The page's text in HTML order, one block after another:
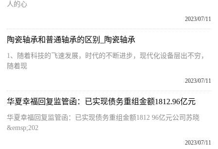
人的心
2023/07/11
陶瓷轴承和普通轴承的区别_陶瓷轴承
1、随着科技的飞速发展，时代的不断进步，现代化设备层出不穷，
随着现
2023/07/11
华夏幸福回复监管函：已实现债务重组金额1812.96亿元
华夏幸福回复监管函：已实现债务重组金额1812 96亿元公司苏晓
&emsp;202
2023/07/11